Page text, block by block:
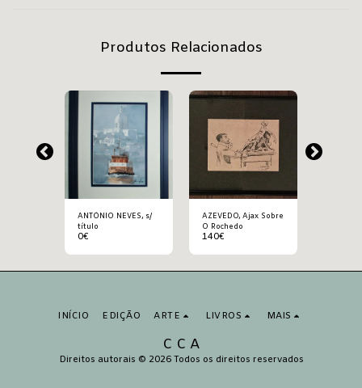
Produtos Relacionados
ANTÓNIO NEVES, s/
título
0€
AZEVEDO, Ajax Sobre
O Rochedo
140€
C C A
Direitos autorais © 2026 Todos os direitos reservados
INÍCIO EDIÇÃO ARTE LIVROS MAIS